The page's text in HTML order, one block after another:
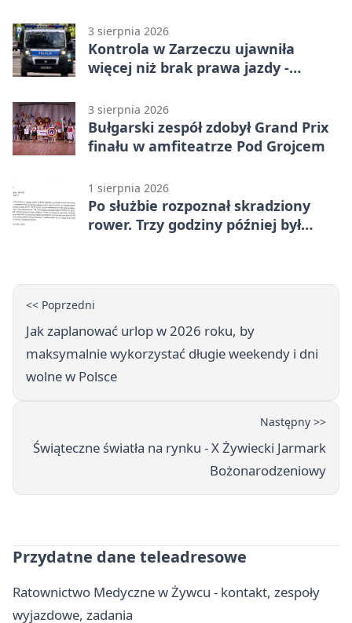
3 sierpnia 2026
Kontrola w Zarzeczu ujawniła
więcej niż brak prawa jazdy -
3 sierpnia 2026
Bułgarski zespół zdobył Grand Prix
finału w amfiteatrze Pod Grojcem
1 sierpnia 2026
Po służbie rozpoznał skradziony
rower. Trzy godziny później był
<< Poprzedni
Jak zaplanować urlop w 2026 roku, by
maksymalnie wykorzystać długie weekendy i dni
wolne w Polsce
Następny >>
Świąteczne światła na rynku - X Żywiecki Jarmark
Bożonarodzeniowy
Przydatne dane teleadresowe
Ratownictwo Medyczne w Żywcu - kontakt, zespoły
wyjazdowe, zadania